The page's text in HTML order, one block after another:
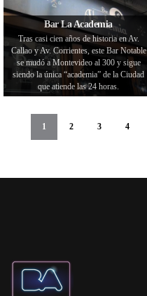
Bar La Academia
Tras casi cien años de historia en Av.
Callao y Av. Corrientes, este Bar Notable
se mudó a Montevideo al 300 y sigue
siendo la única “academia” de la Ciudad
que atiende las 24 horas.
1 2 3 4